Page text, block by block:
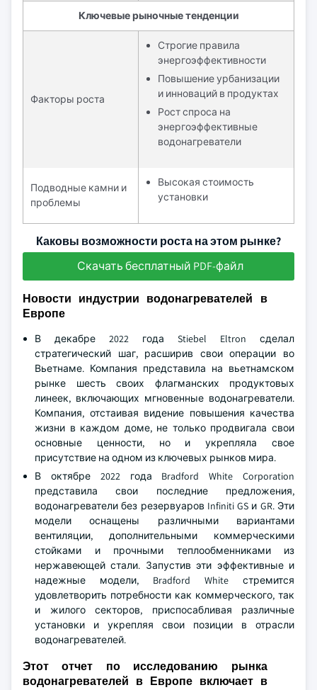
Ключевые рыночные тенденции
Факторы роста
Строгие правила
энергоэффективности
Повышение урбанизации
и инноваций в продуктах
Рост спроса на
энергоэффективные
водонагреватели
Подводные камни и
проблемы
Высокая стоимость
установки
Каковы возможности роста на этом рынке?
Скачать бесплатный PDF-файл
Новости индустрии водонагревателей в
Европе
В декабре 2022 года Stiebel Eltron сделал
стратегический шаг, расширив свои операции во
Вьетнаме. Компания представила на вьетнамском
рынке шесть своих флагманских продуктовых
линеек, включающих мгновенные водонагреватели.
Компания, отстаивая видение повышения качества
жизни в каждом доме, не только продвигала свои
основные ценности, но и укрепляла свое
присутствие на одном из ключевых рынков мира.
В октябре 2022 года Bradford White Corporation
представила свои последние предложения,
водонагреватели без резервуаров Infiniti GS и GR. Эти
модели оснащены различными вариантами
вентиляции, дополнительными коммерческими
стойками и прочными теплообменниками из
нержавеющей стали. Запустив эти эффективные и
надежные модели, Bradford White стремится
удовлетворить потребности как коммерческого, так
и жилого секторов, приспосабливая различные
установки и укрепляя свои позиции в отрасли
водонагревателей.
Этот отчет по исследованию рынка
водонагревателей в Европе включает в